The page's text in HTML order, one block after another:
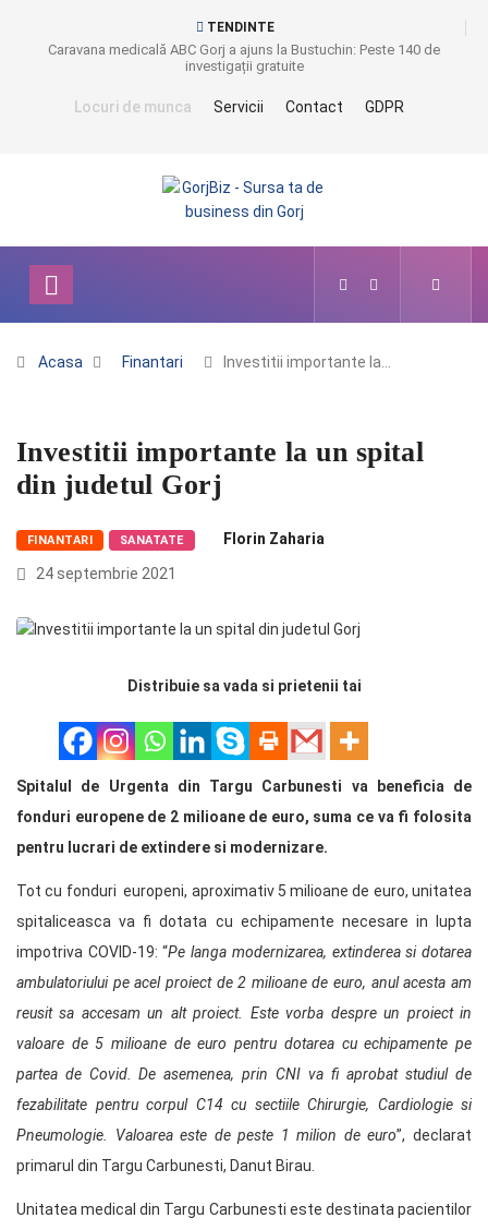
TENDINTE
Caravana medicală ABC Gorj a ajuns la Bustuchin: Peste 140 de
investigații gratuite
Locuri de munca Servicii Contact GDPR
Acasa Finantari Investitii importante la…
Investitii importante la un spital
din judetul Gorj
FINANTARI SANATATE
Florin Zaharia
24 septembrie 2021
Distribuie sa vada si prietenii tai
Spitalul de Urgenta din Targu Carbunesti va beneficia de
fonduri europene de 2 milioane de euro, suma ce va fi folosita
pentru lucrari de extindere si modernizare.
Tot cu fonduri europeni, aproximativ 5 milioane de euro, unitatea
spitaliceasca va fi dotata cu echipamente necesare in lupta
impotriva COVID-19: “Pe langa modernizarea, extinderea si dotarea
ambulatoriului pe acel proiect de 2 milioane de euro, anul acesta am
reusit sa accesam un alt proiect. Este vorba despre un proiect in
valoare de 5 milioane de euro pentru dotarea cu echipamente pe
partea de Covid. De asemenea, prin CNI va fi aprobat studiul de
fezabilitate pentru corpul C14 cu sectiile Chirurgie, Cardiologie si
Pneumologie. Valoarea este de peste 1 milion de euro”, declarat
primarul din Targu Carbunesti, Danut Birau.
Unitatea medical din Targu Carbunesti este destinata pacientilor